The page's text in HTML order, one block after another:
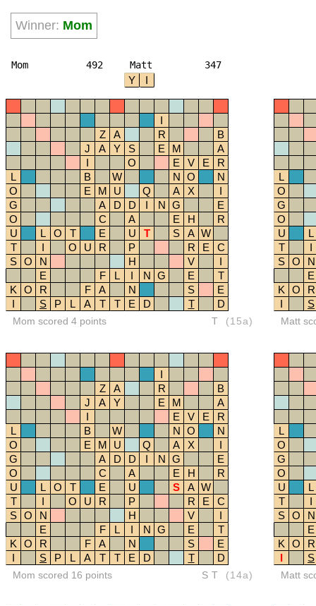
Winner: Mom
Mom 492 Matt 347
Y I
I
Z
A R
B
J
A Y S E M
A
I
O E V E
R
L
B W N O
N
O
E M U Q A X
I
G
A D D I N G
E
O
C A E H
R
U
L O T E U T S A W
T
I O U R P R E
C
S O N H V
I
E
F L I N G E
T
K
O R F A N S
E
I
S P L A T T E D T D
Mom scored 4 points T (15a)
L
O
G
O
U
L
T
I
S O
N
E
K
O
R
I
S
Matt
I
Z
A R
B
J
A Y E M
A
I
E V E
R
L
B W N O
N
O
E M U Q A X
I
G
A D D I N G
E
O
C A E H
R
U
L O T E U S A W
T
I O U R P R E
C
S O N H V
I
E
F L I N G E
T
K
O R F A N S
E
I
S P L A T T E D T D
Mom scored 16 points ST (14a)
L
O
G
O
U
L
T
I
S O
N
E
K
O
R
I
S
Matt